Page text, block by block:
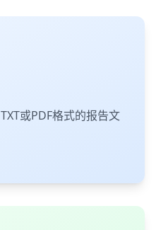
或PDF格式的报告文